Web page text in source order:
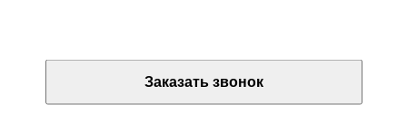
Заказать звонок